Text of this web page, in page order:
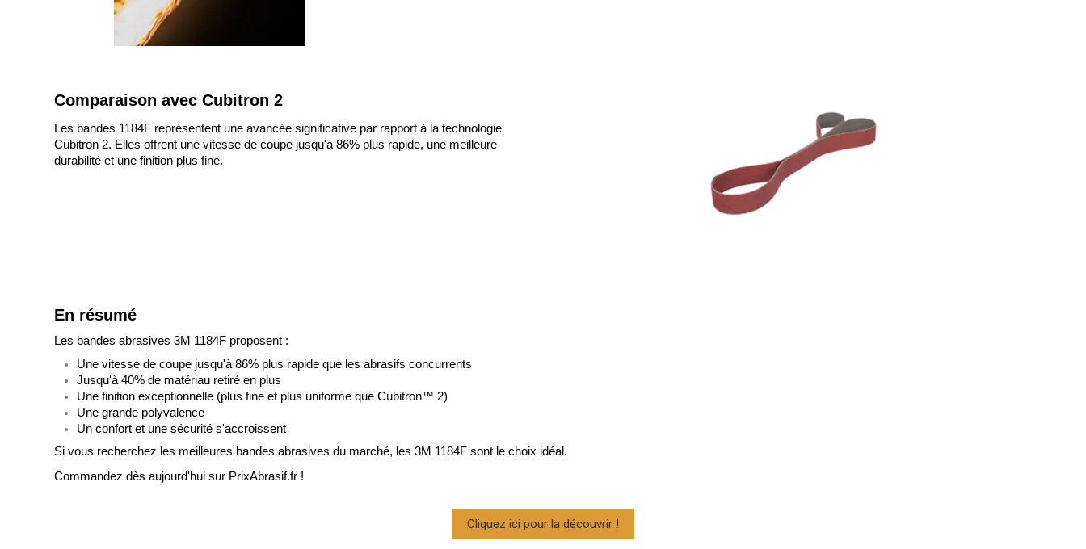
Comparaison avec Cubitron 2
Les bandes 1184F représentent une avancée significative par rapport à la technologie
Cubitron 2. Elles offrent une vitesse de coupe jusqu'à 86% plus rapide, une meilleure
durabilité et une finition plus fine.
En résumé
Les bandes abrasives 3M 1184F proposent :
Une vitesse de coupe jusqu'à 86% plus rapide que les abrasifs concurrents
Jusqu'à 40% de matériau retiré en plus
Une finition exceptionnelle (plus fine et plus uniforme que Cubitron™ 2)
Une grande polyvalence
Un confort et une sécurité s'accroissent
Si vous recherchez les meilleures bandes abrasives du marché, les 3M 1184F sont le choix idéal.
Commandez dès aujourd'hui sur PrixAbrasif.fr !
Cliquez ici pour la découvrir !